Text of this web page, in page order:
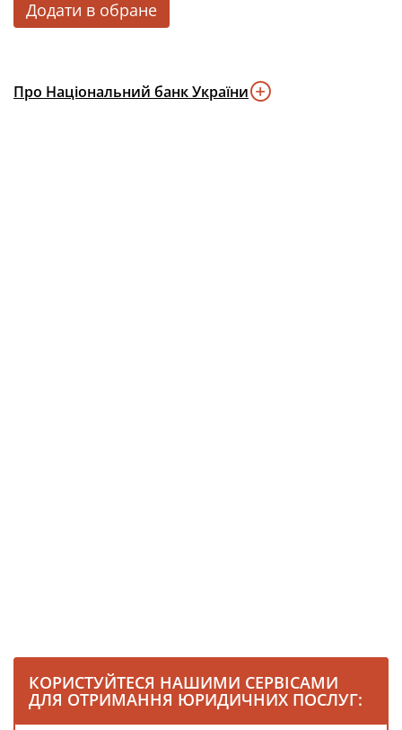
Додати в обране
Про Національний банк України
КОРИСТУЙТЕСЯ НАШИМИ СЕРВІСАМИ
ДЛЯ ОТРИМАННЯ ЮРИДИЧНИХ ПОСЛУГ: